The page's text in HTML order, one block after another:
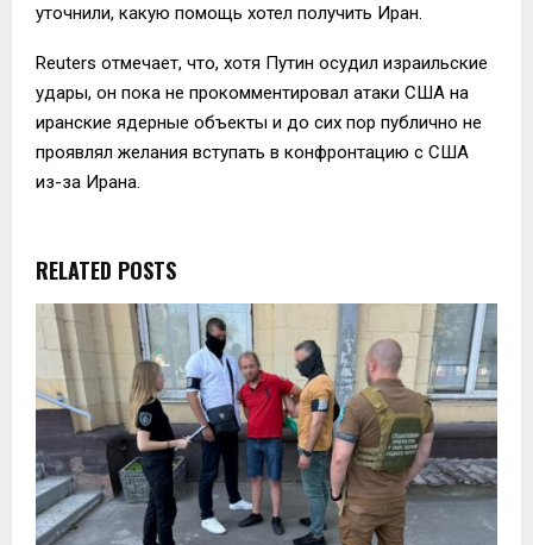
уточнили, какую помощь хотел получить Иран.
Reuters отмечает, что, хотя Путин осудил израильские
удары, он пока не прокомментировал атаки США на
иранские ядерные объекты и до сих пор публично не
проявлял желания вступать в конфронтацию с США
из-за Ирана.
RELATED POSTS